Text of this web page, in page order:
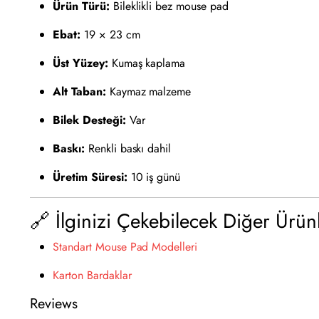
Ürün Türü: Bileklikli bez mouse pad
Ebat: 19 × 23 cm
Üst Yüzey: Kumaş kaplama
Alt Taban: Kaymaz malzeme
Bilek Desteği: Var
Baskı: Renkli baskı dahil
Üretim Süresi: 10 iş günü
🔗 İlginizi Çekebilecek Diğer
Standart Mouse Pad Modelleri
Karton Bardaklar
Reviews